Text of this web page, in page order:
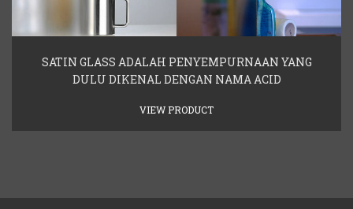
SATIN GLASS ADALAH PENYEMPURNAAN YANG
DULU DIKENAL DENGAN NAMA ACID
VIEW PRODUCT